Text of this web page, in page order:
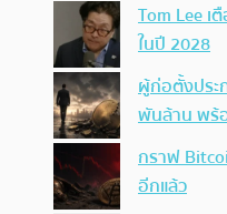
Tom Lee เ
ในปี 2028
ผู้ก่อตั้งประ
พันล้าน พร้
กราฟ
อีกแล้ว